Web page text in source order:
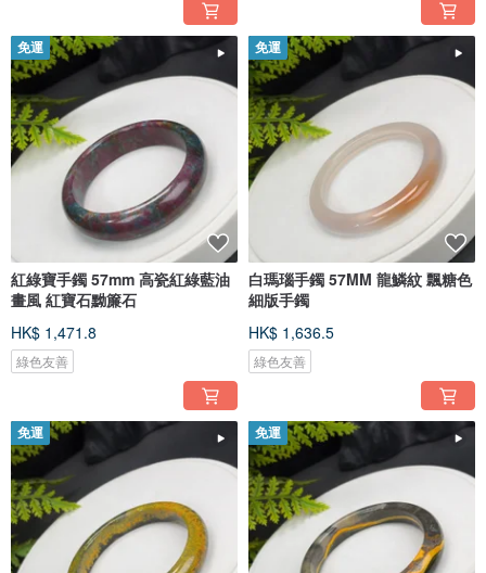
免運
紅綠寶手鐲 57mm 高瓷紅綠藍油
畫風 紅寶石黝簾石
HK$ 1,471.8
綠色友善
免運
白瑪瑙手鐲 57MM 龍鱗紋 飄糖色
細版手鐲
HK$ 1,636.5
綠色友善
免運 免運